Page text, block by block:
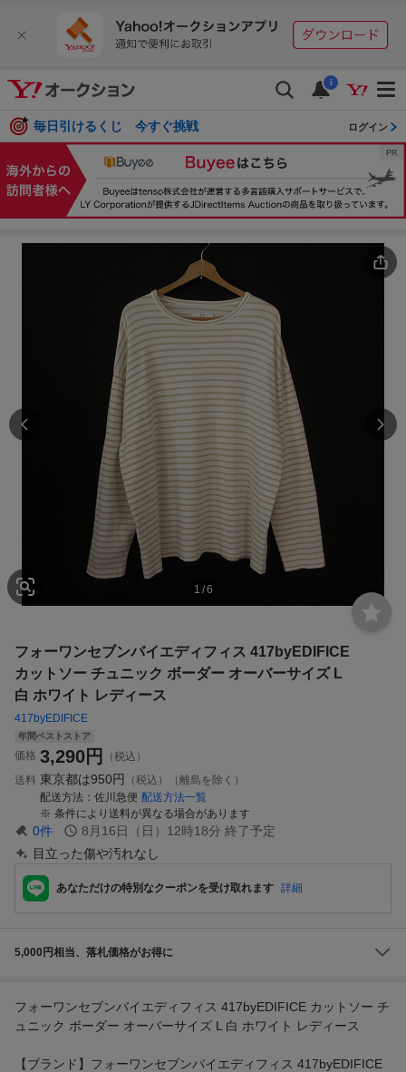
i
毎日引けるくじ 今すぐ挑戦 ログイン
1 /6
フォーワンセブンバイエディフィス 417byEDIFICE
カットソー チュニック ボーダー オーバーサイズ L
白 ホワイト レディース
417byEDIFICE
年間ベストストア
価格 3,290円
（税込）
送料 東京都は950円
（税込）（離島を除く）
配送方法
佐川急便 配送方法一覧
条件により送料が異なる場合があります
0件 8月16日（日）12時18分 終了予定
目立った傷や汚れなし
あなただけの特別なクーポンを受け取れます 詳細
5,000円相当、落札価格がお得に
フォーワンセブンバイエディフィス 417byEDIFICE カットソー チ
ュニック ボーダー オーバーサイズ L 白 ホワイト レディース
【ブランド】フォーワンセブンバイエディフィス 417byEDIFICE